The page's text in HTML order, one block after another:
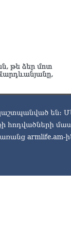
թե ձեր մոտ
են:
հոդվածների
armlife.am-